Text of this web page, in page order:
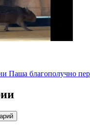
Паша благополучно